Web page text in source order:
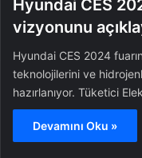
Hyundai CES
vizyonunu
Hyundai CES 2024
teknolojilerini ve
hazırlanıyor. Tüketici
Devamını Oku »